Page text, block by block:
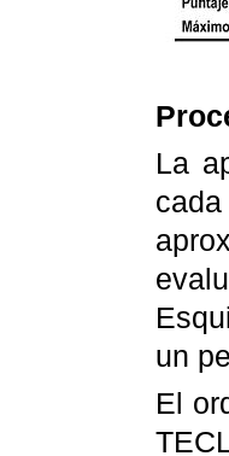
La
un
El